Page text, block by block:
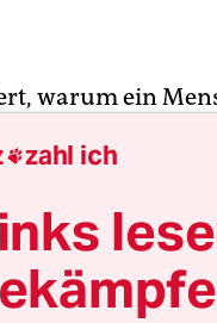
warum ein
im ZDF" den
CDU
es geht auch "in
zahl ich